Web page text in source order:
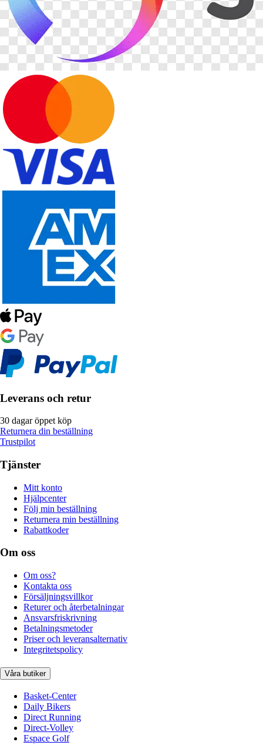
Leverans och retur
30 dagar öppet köp
Returnera din beställning
Trustpilot
Tjänster
Mitt konto
Hjälpcenter
Följ min beställning
Returnera min beställning
Rabattkoder
Om oss
Om oss?
Kontakta oss
Försäljningsvillkor
Returer och återbetalningar
Ansvarsfriskrivning
Betalningsmetoder
Priser och leveransalternativ
Integritetspolicy
Våra butiker
Basket-Center
Daily Bikers
Direct Running
Direct-Volley
Espace Golf